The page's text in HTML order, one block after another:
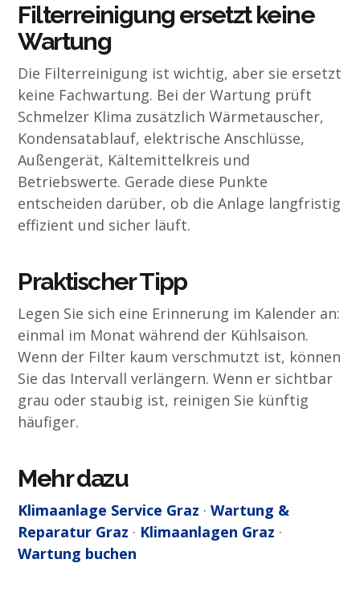
Filterreinigung ersetzt keine
Wartung
Die Filterreinigung ist wichtig, aber sie ersetzt
keine Fachwartung. Bei der Wartung prüft
Schmelzer Klima zusätzlich Wärmetauscher,
Kondensatablauf, elektrische Anschlüsse,
Außengerät, Kältemittelkreis und
Betriebswerte. Gerade diese Punkte
entscheiden darüber, ob die Anlage langfristig
effizient und sicher läuft.
Praktischer Tipp
Legen Sie sich eine Erinnerung im Kalender an:
einmal im Monat während der Kühlsaison.
Wenn der Filter kaum verschmutzt ist, können
Sie das Intervall verlängern. Wenn er sichtbar
grau oder staubig ist, reinigen Sie künftig
häufiger.
Mehr dazu
Klimaanlage Service Graz ·Wartung &
Reparatur Graz · Klimaanlagen Graz ·
Wartung buchen